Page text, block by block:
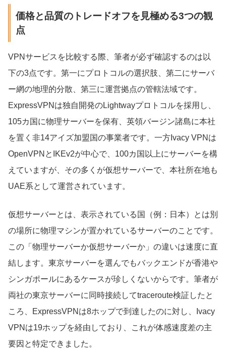
価格と品質のトレードオフを見極める3つの観
点
VPNサービスを比較する際、筆者が必ず確認するのは以
下の3点です。第一にプロトコルの選択肢、第二にサーバ
ー網の地理的分散、第三に運営拠点の管轄法域です。
ExpressVPNは独自開発のLightwayプロトコルを採用し、
105カ国に物理サーバーを保有、英領バージン諸島に本社
を置く非14アイズ加盟国の事業者です。一方Ivacy VPNは
OpenVPNとIKEv2が中心で、100カ国以上にサーバーを構
えていますが、その多くが仮想サーバーで、本社所在地も
UAE系として運営されています。
仮想サーバーとは、表示されている国（例：日本）とは別
の場所に物理マシンが置かれているサーバーのことです。
この「物理サーバーか仮想サーバーか」の違いは速度に直
結します。東京サーバーを選んでもバックエンドが香港や
シンガポールにあるケースが珍しくないからです。筆者が
両社の東京サーバーに同時接続してtraceroute検証したと
ころ、ExpressVPNは8ホップで到達したのに対し、Ivacy
VPNは19ホップを経由しており、これが体感速度差の主
要因と特定できました。